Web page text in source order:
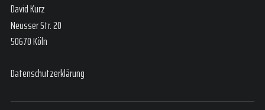
David Kurz
Neusser Str. 20
50670 Köln
Datenschutzerklärung